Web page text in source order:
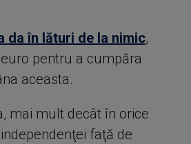
da în lături de la nimic,
pentru a cumpăra
aceasta.
mai mult decât în orice
faţă de